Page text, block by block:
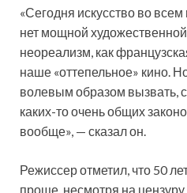
«Сегодня искусство во
нет мощной художественной
неореализм, как
наше «оттепельное» кино.
волевым образом вызвать,
каких-то очень общих
вообще», — сказал он.
Режиссер отметил, что 50
проще, несмотря на цензуру